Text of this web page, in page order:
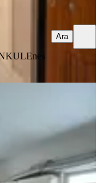
Enes
Ara